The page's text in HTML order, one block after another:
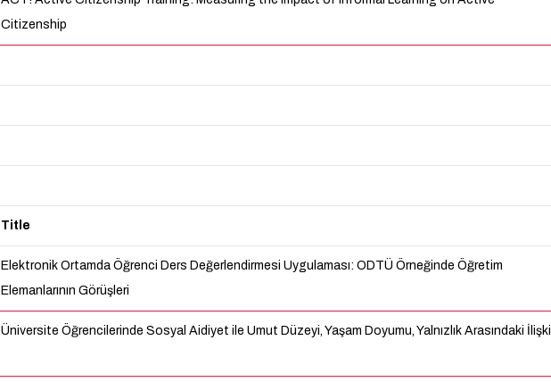
Citizenship
Title
Elektronik Ortamda Öğrenci Ders Değerlendirmesi Uygulaması: ODTÜ Örneğinde Öğretim
Elemanlarının Görüşleri
Üniversite Öğrencilerinde Sosyal Aidiyet ile Umut Düzeyi, Yaşam Doyumu, Yalnızlık Arasındaki İlişki